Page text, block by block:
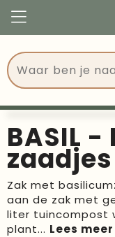
Tassen
Drinkwaren
Events
Give Aways
Congres
Events
Kerst
Verjaardagen
Voetbal, EK en
BASIL
zaadjes
Zak met
aan de zak met
liter tuincompost
plant...